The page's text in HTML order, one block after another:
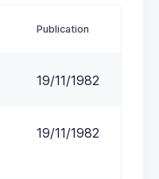
Publication
19/11/1982
19/11/1982